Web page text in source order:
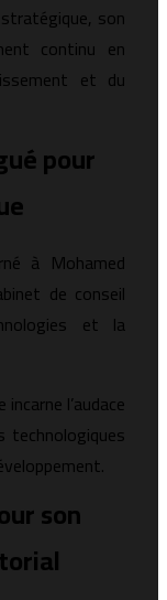
son
continu en
et du
pour
à Mohamed
de conseil
et la
l’audace
son